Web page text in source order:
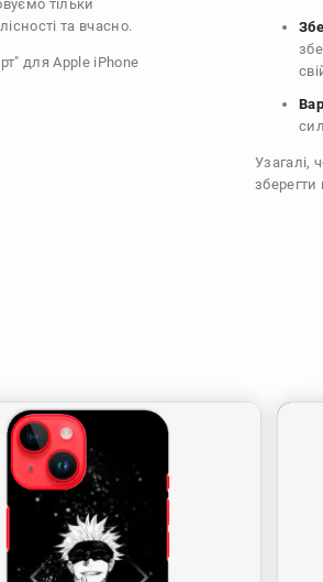
тільки
та вчасно.
для Apple iPhone
Узагалі,
зберегти